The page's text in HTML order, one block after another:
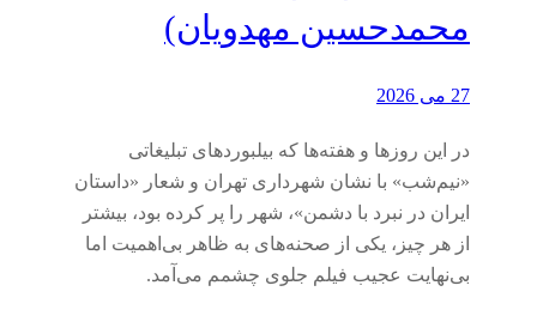
محمدحسین مهدویان)
27 می 2026
در این روزها و هفته‌ها که بیلبوردهای تبلیغاتی‌
«نیم‌شب» با نشان شهرداری تهران و شعار «داستان
ایران در نبرد با دشمن»، شهر را پر کرده بود، بیشتر
از هر چیز، یکی از صحنه‌های‌ به ظاهر بی‌اهمیت اما
بی‌نهایت عجیب فیلم جلوی چشمم می‌آمد.